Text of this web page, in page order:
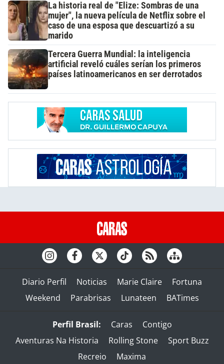
La historia real de "Elize: Sombras de una
mujer", la nueva película de Netflix sobre el
caso de una esposa que descuartizó a su
marido
Tercera Guerra Mundial: la inteligencia
artificial reveló cuáles serían los primeros
países latinoamericanos en ser derrotados
Diario Perfil Noticias Marie Claire
Fortuna
Weekend
Parabrisas Lunateen BATimes
Perfil Brasil: Caras
Contigo
Aventuras Na Historia
Rolling Stone
Sport Buzz
Recreio
Maxima